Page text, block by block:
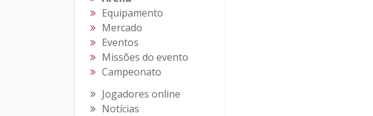
Equipamento
Mercado
Eventos
Missões do evento
Campeonato
Jogadores online
Notícias